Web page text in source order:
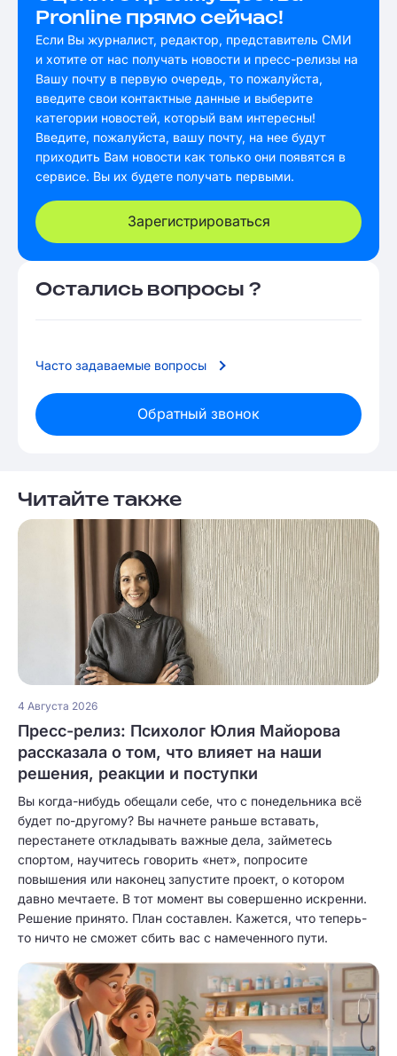
Pronline прямо сейчас!
Если Вы журналист, редактор, представитель СМИ
и хотите от нас получать новости и пресс-релизы на
Вашу почту в первую очередь, то пожалуйста,
введите свои контактные данные и выберите
категории новостей, который вам интересны!
Введите, пожалуйста, вашу почту, на нее будут
приходить Вам новости как только они появятся в
сервисе. Вы их будете получать первыми.
Зарегистрироваться
Остались вопросы ?
Часто задаваемые вопросы
Обратный звонок
Читайте также
4 Августа 2026
Пресс-релиз: Психолог Юлия Майорова
рассказала о том, что влияет на наши
решения, реакции и поступки
Вы когда-нибудь обещали себе, что с понедельника всё
будет по-другому? Вы начнете раньше вставать,
перестанете откладывать важные дела, займетесь
спортом, научитесь говорить «нет», попросите
повышения или наконец запустите проект, о котором
давно мечтаете. В тот момент вы совершенно искренни.
Решение принято. План составлен. Кажется, что теперь-
то ничто не сможет сбить вас с намеченного пути.